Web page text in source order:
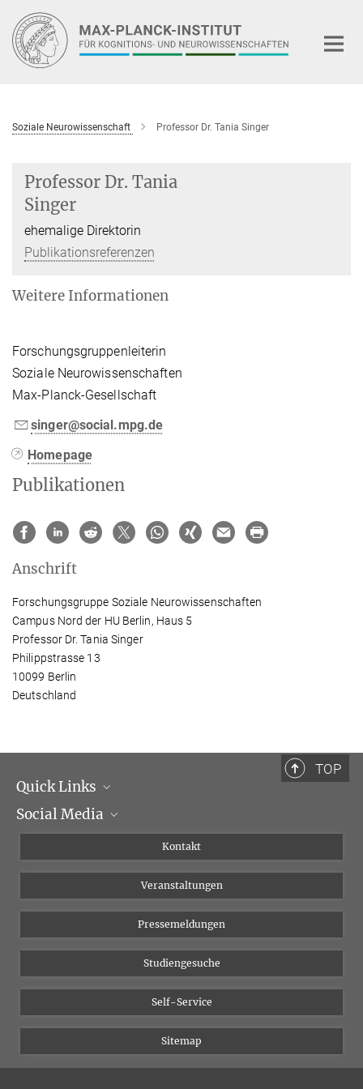
Hauptinhalt
Soziale Neurowissenschaft Professor Dr. Tania Singer
Professor Dr. Tania
Singer
ehemalige Direktorin
Publikationsreferenzen
Weitere Informationen
Forschungsgruppenleiterin
Soziale Neurowissenschaften
Max-Planck-Gesellschaft
singer@social.mpg.de
Homepage
Publikationen
Anschrift
Forschungsgruppe Soziale Neurowissenschaften
Campus Nord der HU Berlin, Haus 5
Professor Dr. Tania Singer
Philippstrasse 13
10099 Berlin
Deutschland
TOP
Quick Links
Institutsleitung
Social Media
YouTube
Kontakt
Veranstaltungen
Pressemeldungen
Studiengesuche
Self-Service
Sitemap